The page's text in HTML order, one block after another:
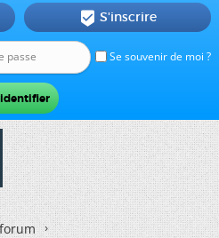
Se souvenir de moi ?
 S'inscrire